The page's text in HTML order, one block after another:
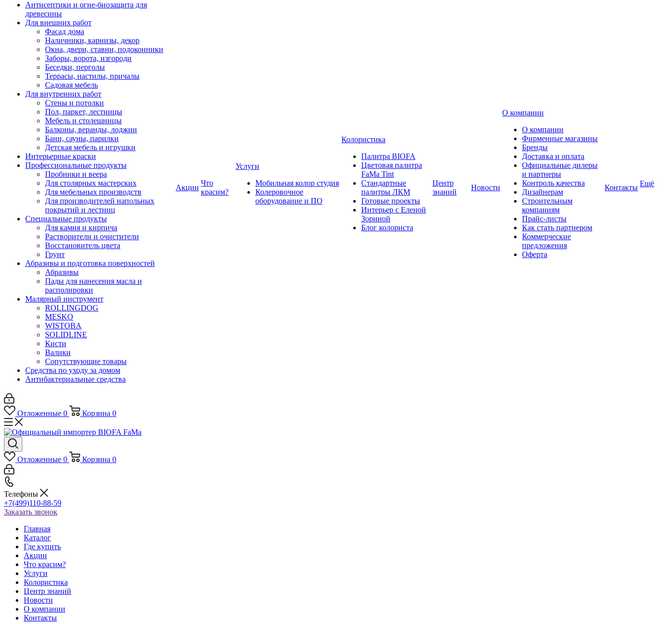
Антисептики и огне-биозащита для
древесины
Для внешних работ
Фасад дома
Наличники, карнизы, декор
Окна, двери, ставни, подоконники
Заборы, ворота, изгороди
Беседки, перголы
Террасы, настилы, причалы
Садовая мебель
Для внутренних работ
Стены и потолки
Пол, паркет, лестницы
Мебель и столешницы
Балконы, веранды, лоджии
Бани, сауны, парилки
Детская мебель и игрушки
Интерьерные краски
Профессиональные продукты
Пробники и веера
Для столярных мастерских
Для мебельных производств
Для производителей напольных
покрытий и лестниц
Специальные продукты
Для камня и кирпича
Растворители и очистители
Восстановитель цвета
Грунт
Абразивы и подготовка поверхностей
Абразивы
Пады для нанесения масла и
располировки
Малярный инструмент
ROLLINGDOG
MESKO
WISTOBA
SOLIDLINE
Кисти
Валики
Сопутствующие товары
Средства по уходу за домом
Антибактериальные средства
Акции
Что
красим?
Услуги
Мобильная колор студия
Колеровочное
оборудование и ПО
Колористика
Палитра BIOFA
Цветовая палитра
FaMa Tint
Стандартные
палитры ЛКМ
Готовые проекты
Интерьер с Еленой
Зориной
Блог колориста
Центр
знаний
Новости
О компании
О компании
Фирменные магазины
Бренды
Доставка и оплата
Официальные дилеры
и партнеры
Контроль качества
Дизайнерам
Строительным
компаниям
Прайс-листы
Как стать партнером
Коммерческие
предложения
Оферта
Контакты Ещё
Отложенные 0 Корзина 0
Отложенные 0 Корзина 0
Телефоны
+7(499)110-88-59
Заказать звонок
Главная
Каталог
Где купить
Акции
Что красим?
Услуги
Колористика
Центр знаний
Новости
О компании
Контакты